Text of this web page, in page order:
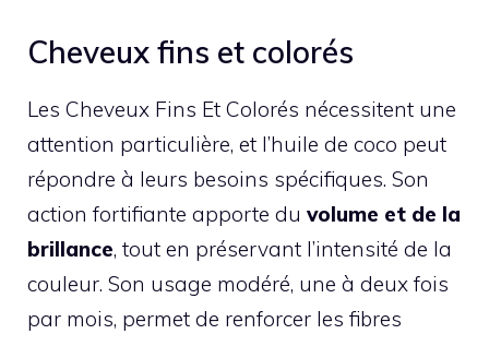
Cheveux fins et colorés
Les Cheveux Fins Et Colorés nécessitent une
attention particulière, et l’huile de coco peut
répondre à leurs besoins spécifiques. Son
action fortifiante apporte du volume et de la
brillance, tout en préservant l’intensité de la
couleur. Son usage modéré, une à deux fois
par mois, permet de renforcer les fibres